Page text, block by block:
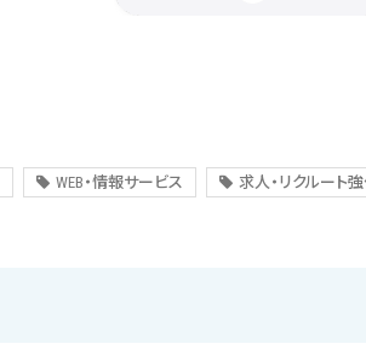
WEB・情報サービス 求人・リクルート